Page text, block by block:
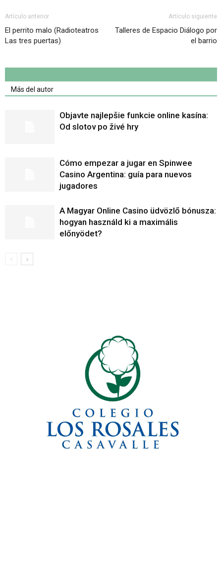
Artículo anterior
El perrito malo (Radioteatros
Las tres puertas)
Artículo siguiente
Talleres de Espacio Diálogo por
el barrio
Más del autor
Objavte najlepšie funkcie online kasína:
Od slotov po živé hry
Cómo empezar a jugar en Spinwee
Casino Argentina: guía para nuevos
jugadores
A Magyar Online Casino üdvözlő bónusza:
hogyan használd ki a maximális
előnyödet?